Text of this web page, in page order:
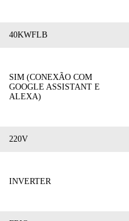
40KWFLB
SIM (CONEXÃO COM
GOOGLE ASSISTANT E
ALEXA)
220V
INVERTER